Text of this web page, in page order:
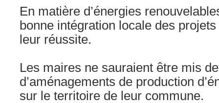
En matière d’énergies
bonne intégration locale des
leur réussite.
Les maires ne sauraient être mis
d’aménagements de production
sur le territoire de leur commune.